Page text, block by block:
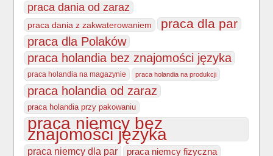
praca dania od zaraz
praca dania z zakwaterowaniem praca dla par
praca dla Polaków
praca holandia bez znajomości języka
praca holandia na magazynie praca holandia na produkcji
praca holandia od zaraz
praca holandia przy pakowaniu
praca niemcy bez
znajomości języka
praca niemcy dla par praca niemcy fizyczna